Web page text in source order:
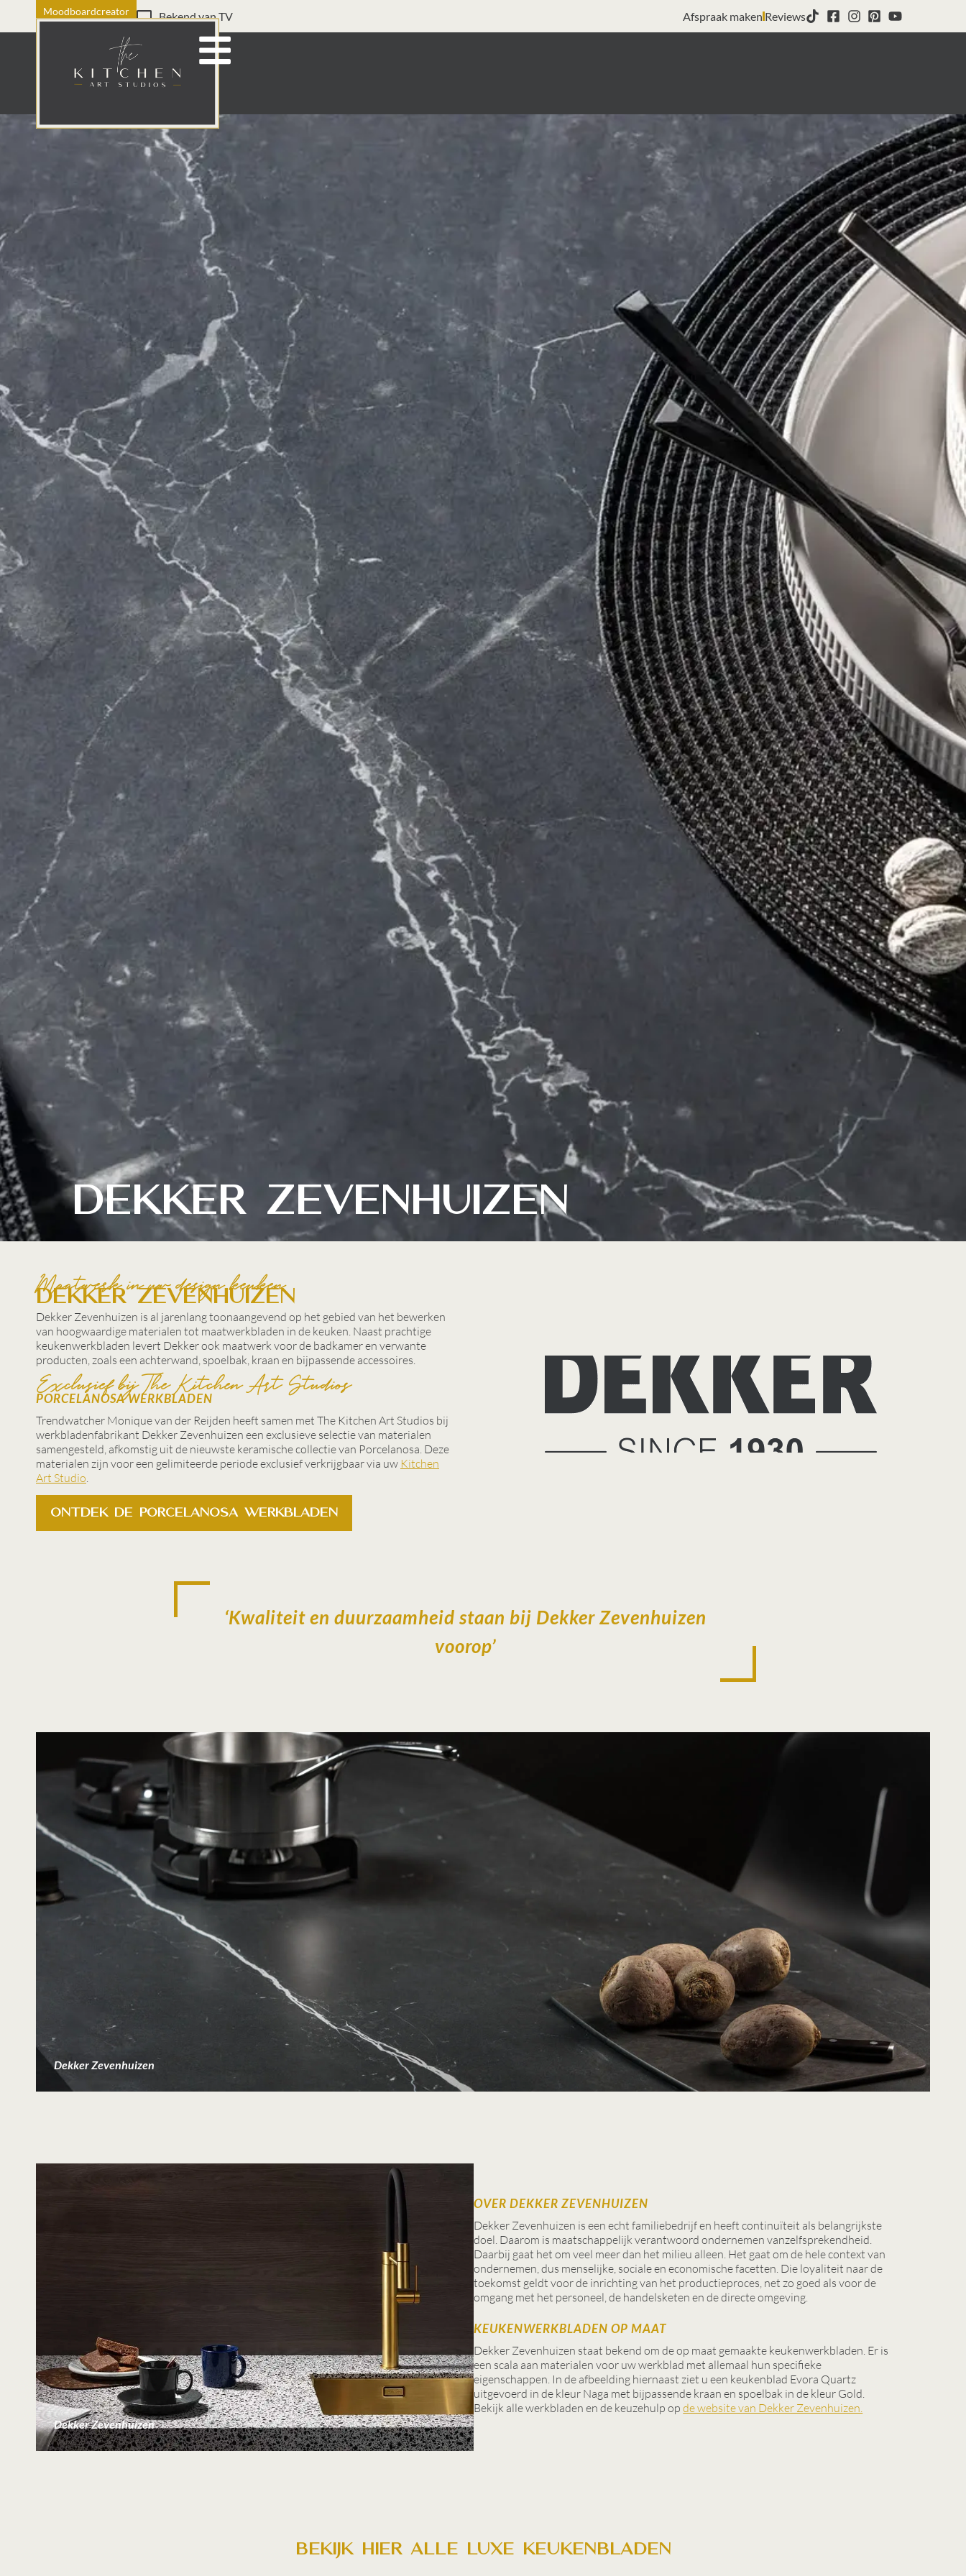
Moodboardcreator Bekend van TV Afspraak maken Reviews
Dekker Zevenhuizen
Maatwerk in uw design keuken
Dekker Zevenhuizen
Dekker Zevenhuizen is al jarenlang toonaangevend op het gebied van het bewerken
van hoogwaardige materialen tot maatwerkbladen in de keuken. Naast prachtige
keukenwerkbladen levert Dekker ook maatwerk voor de badkamer en verwante
producten, zoals een achterwand, spoelbak, kraan en bijpassende accessoires.
Exclusief bij The Kitchen Art Studios
PORCELANOSA WERKBLADEN
Trendwatcher Monique van der Reijden heeft samen met The Kitchen Art Studios bij
werkbladenfabrikant Dekker Zevenhuizen een exclusieve selectie van materialen
samengesteld, afkomstig uit de nieuwste keramische collectie van Porcelanosa. Deze
materialen zijn voor een gelimiteerde periode exclusief verkrijgbaar via uw Kitchen
Art Studio
Ontdek de Porcelanosa werkbladen
‘Kwaliteit en duurzaamheid staan bij Dekker Zevenhuizen
voorop’
Dekker Zevenhuizen
Dekker Zevenhuizen
OVER DEKKER ZEVENHUIZEN
Dekker Zevenhuizen is een echt familiebedrijf en heeft continuïteit als belangrijkste
doel. Daarom is maatschappelijk verantwoord ondernemen vanzelfsprekendheid.
Daarbij gaat het om veel meer dan het milieu alleen. Het gaat om de hele context van
ondernemen, dus menselijke, sociale en economische facetten. Die loyaliteit naar de
toekomst geldt voor de inrichting van het productieproces, net zo goed als voor de
omgang met het personeel, de handelsketen en de directe omgeving.
KEUKENWERKBLADEN OP MAAT
Dekker Zevenhuizen staat bekend om de op maat gemaakte keukenwerkbladen. Er is
een scala aan materialen voor uw werkblad met allemaal hun specifieke
eigenschappen. In de afbeelding hiernaast ziet u een keukenblad Evora Quartz
uitgevoerd in de kleur Naga met bijpassende kraan en spoelbak in de kleur Gold.
Bekijk alle werkbladen en de keuzehulp opde website van Dekker Zevenhuizen.
Bekijk hier alle luxe keukenbladen